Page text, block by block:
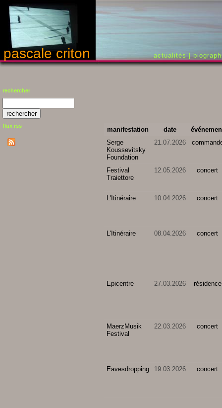
pascale criton actualités|
rechercher
flux rss manifestation date
Serge
Koussevitsky
Foundation
21.07.2026
Festival
Traiettore
12.05.2026 concert
L'Itinéraire 10.04.2026 concert
L'Itinéraire 08.04.2026 concert
Epicentre 27.03.2026 résidence
MaerzMusik
Festival
22.03.2026 concert
Eavesdropping 19.03.2026 concert